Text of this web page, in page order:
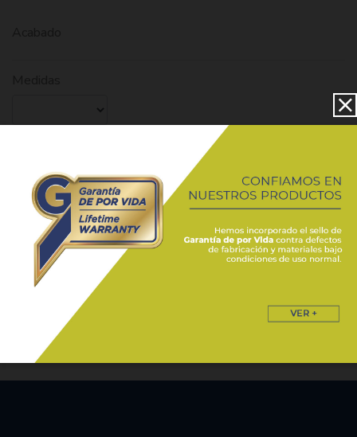
Debes ingresar con tu cuenta para poder realizar un pedido de este
producto
Volver